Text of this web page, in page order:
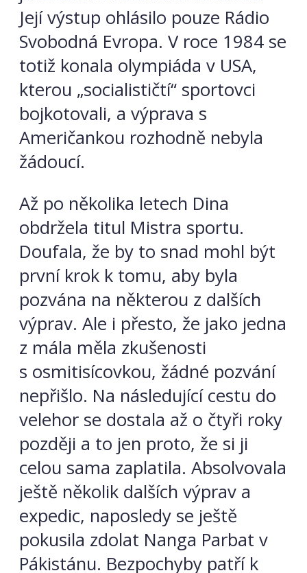
Její výstup ohlásilo pouze Rádio
Svobodná Evropa. V roce 1984 se
totiž konala olympiáda v USA,
kterou „socialističtí“ sportovci
bojkotovali, a výprava s
Američankou rozhodně nebyla
žádoucí.
Až po několika letech Dina
obdržela titul Mistra sportu.
Doufala, že by to snad mohl být
první krok k tomu, aby byla
pozvána na některou z dalších
výprav. Ale i přesto, že jako jedna
z mála měla zkušenosti
s osmitisícovkou, žádné pozvání
nepřišlo. Na následující cestu do
velehor se dostala až o čtyři roky
později a to jen proto, že si ji
celou sama zaplatila. Absolvovala
ještě několik dalších výprav a
expedic, naposledy se ještě
pokusila zdolat Nanga Parbat v
Pákistánu. Bezpochyby patří k